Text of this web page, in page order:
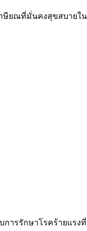
กษียณที่มั่นคงสุขสบายใ
ารรักษาโรคร้ายแรง